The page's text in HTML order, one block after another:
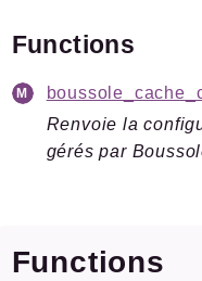
SPIP / BOUSSOLE
BOUSSOLE
PIPELINE
Functions
Renvoie la
gérés par
Functions